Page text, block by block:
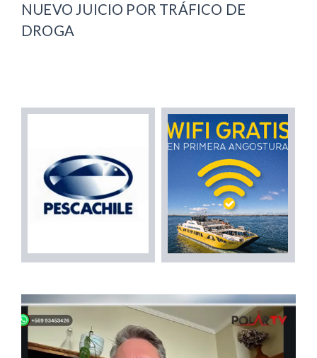
NUEVO JUICIO POR TRÁFICO DE
DROGA